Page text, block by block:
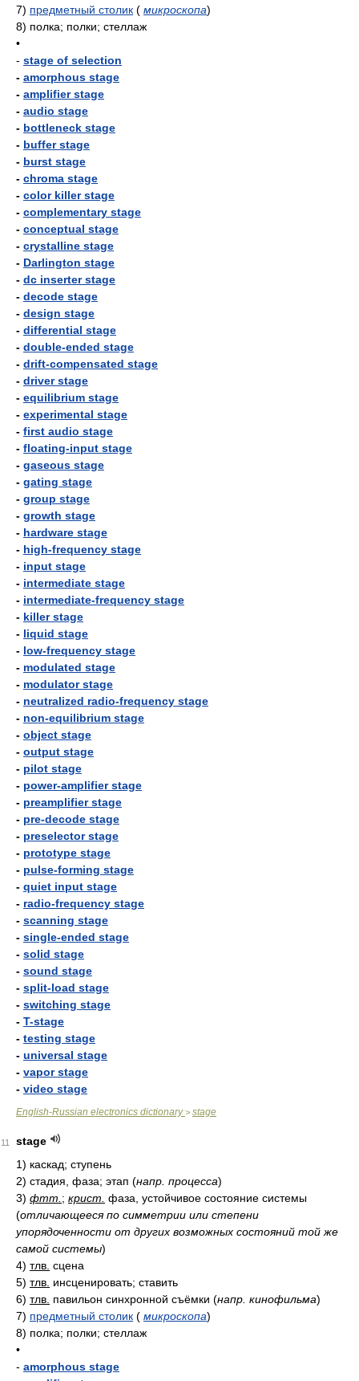
7) предметный столик ( микроскопа)
8) полка; полки; стеллаж
•
- stage of selection
- amorphous stage
- amplifier stage
- audio stage
- bottleneck stage
- buffer stage
- burst stage
- chroma stage
- color killer stage
- complementary stage
- conceptual stage
- crystalline stage
- Darlington stage
- dc inserter stage
- decode stage
- design stage
- differential stage
- double-ended stage
- drift-compensated stage
- driver stage
- equilibrium stage
- experimental stage
- first audio stage
- floating-input stage
- gaseous stage
- gating stage
- group stage
- growth stage
- hardware stage
- high-frequency stage
- input stage
- intermediate stage
- intermediate-frequency stage
- killer stage
- liquid stage
- low-frequency stage
- modulated stage
- modulator stage
- neutralized radio-frequency stage
- non-equilibrium stage
- object stage
- output stage
- pilot stage
- power-amplifier stage
- preamplifier stage
- pre-decode stage
- preselector stage
- prototype stage
- pulse-forming stage
- quiet input stage
- radio-frequency stage
- scanning stage
- single-ended stage
- solid stage
- sound stage
- split-load stage
- switching stage
- T-stage
- testing stage
- universal stage
- vapor stage
- video stage
English-Russian electronics dictionary> stage
11
stage
1) каскад; ступень
2) стадия, фаза; этап (напр. процесса)
3) фтт. ; крист. фаза, устойчивое состояние системы
(отличающееся по симметрии или степени
упорядоченности от других возможных состояний той же
самой системы)
4) тлв. сцена
5) тлв. инсценировать; ставить
6) тлв. павильон синхронной съёмки (напр. кинофильма)
7) предметный столик ( микроскопа)
8) полка; полки; стеллаж
•
- amorphous stage